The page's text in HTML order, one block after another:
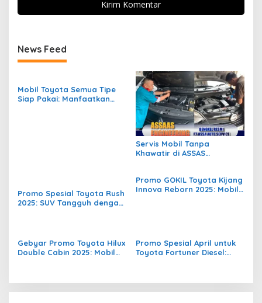
News Feed
Mobil Toyota Semua Tipe
Siap Pakai: Manfaatkan
Servis Mobil Tanpa
Khawatir di ASSAS
Service
Promo Spesial Toyota Rush
2025: SUV Tangguh dengan
Promo GOKIL Toyota Kijang
Innova Reborn 2025: Mobil
Gebyar Promo Toyota Hilux
Double Cabin 2025: Mobil
Promo Spesial April untuk
Toyota Fortuner Diesel: